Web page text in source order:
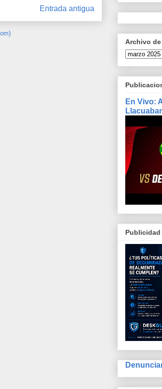
Entrada antigua
Archivo de
En Vivo:
Publicidad